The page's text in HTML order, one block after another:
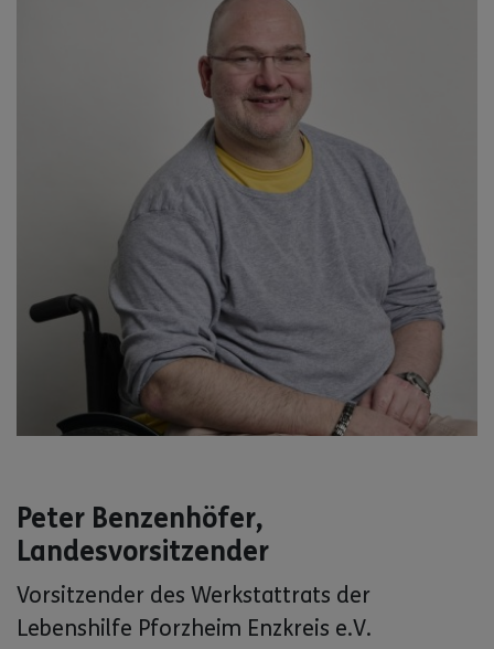
Peter Benzenhöfer,
Landesvorsitzender
Vorsitzender des Werkstattrats der
Lebenshilfe Pforzheim Enzkreis e.V.